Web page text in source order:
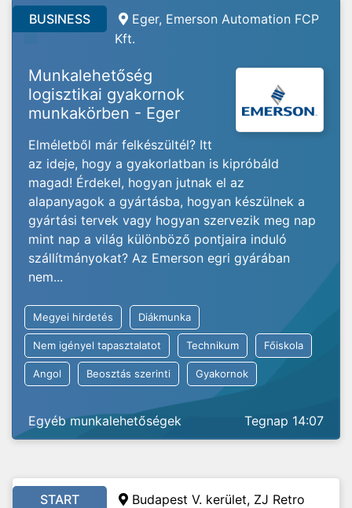
BUSINESS
Eger, Emerson Automation FCP
Kft.
Munkalehetőség
logisztikai gyakornok
munkakörben - Eger
Elméletből már felkészültél? Itt
az ideje, hogy a gyakorlatban is kipróbáld
magad! Érdekel, hogyan jutnak el az
alapanyagok a gyártásba, hogyan készülnek a
gyártási tervek vagy hogyan szervezik meg nap
mint nap a világ különböző pontjaira induló
szállítmányokat? Az Emerson egri gyárában
nem...
Megyei hirdetés Diákmunka
Nem igényel tapasztalatot Technikum Főiskola
Angol Beosztás szerinti Gyakornok
Egyéb munkalehetőségek Tegnap 14:07
START Budapest V. kerület, ZJ Retro